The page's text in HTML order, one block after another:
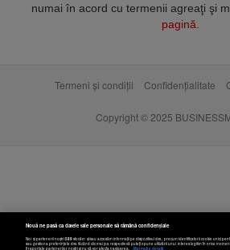
numai în acord cu termenii agreaţi şi
pagină
Termeni și condiții Confidențialitate
Copyright © 2025
Nouă ne pasă ca datele tale personale să rămână confidențiale
Noi și partenerii noștri589stocăm și/sau accesăm informații pe dispozitivul dvs., precum identificatorii cookie unici
sau gestiona preferințele dvs. făcând clic mai jos, respectiv vă puteți opune utilizării unui interes legitim în orice
fi raportate partenerilor noștri și nu vă vor afecta navigarea.
Mai multe detalii